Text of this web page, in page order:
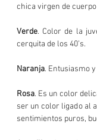
chica virgen de
Verde. Color de la
cerquita de los 40’s.
Naranja. Entusiasmo
Rosa. Es un color
ser un color ligado al
sentimientos puros,